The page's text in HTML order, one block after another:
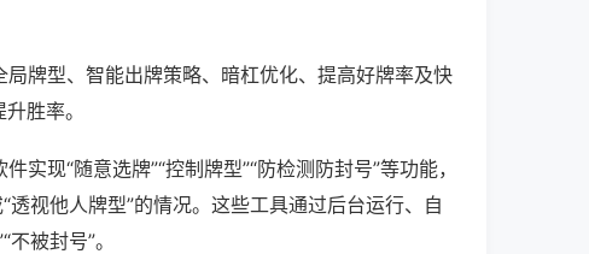
牌型、智能出牌策略、暗杠优化、提高好牌率及快
胜率。
现“随意选牌”“控制牌型”“防检测防封号”等功能，
透视他人牌型”的情况。这些工具通过后台运行、自
被封号”。